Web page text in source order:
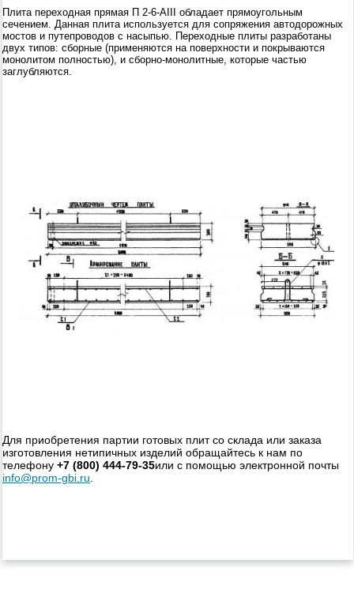
Плита переходная прямая П 2-6-AIII обладает прямоугольным
сечением. Данная плита используется для сопряжения автодорожных
мостов и путепроводов с насыпью. Переходные плиты разработаны
двух типов: сборные (применяются на поверхности и покрываются
монолитом полностью), и сборно-монолитные, которые частью
заглубляются.
Для приобретения партии готовых плит со склада или заказа
изготовления нетипичных изделий обращайтесь к нам по
телефону +7 (800) 444-79-35или с помощью электронной почты
info@prom-gbi.ru